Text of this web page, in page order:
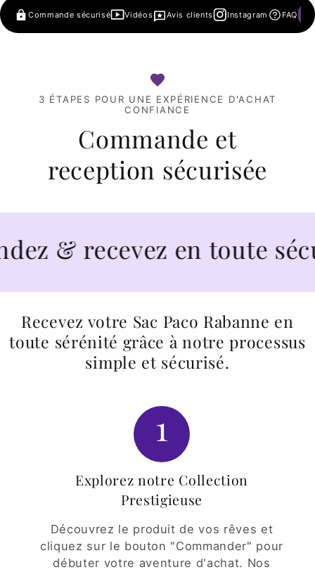
Commande sécurisé Vidéos Avis clients Instagram FAQ
3 ÉTAPES POUR UNE EXPÉRIENCE D'ACHAT
CONFIANCE
Commande et
reception sécurisée
& recevez en toute
Recevez votre Sac Paco Rabanne en
toute sérénité grâce à notre processus
simple et sécurisé.
1
Explorez notre Collection
Prestigieuse
Découvrez le produit de vos rêves et
cliquez sur le bouton "Commander" pour
débuter votre aventure d'achat. Nos